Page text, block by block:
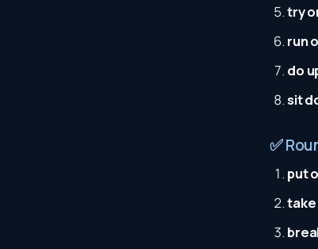
try
run
do
sit
✅
put